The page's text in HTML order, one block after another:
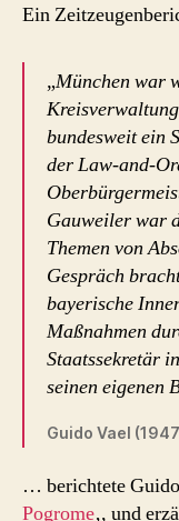
Ein
„München war
bundesweit ein
der Law-and-
Gauweiler war
Themen von
Gespräch
bayerische
Maßnahmen
Staatssekretär
seinen eigenen
Guido Vael
… berichtete
Pogrome‚, und